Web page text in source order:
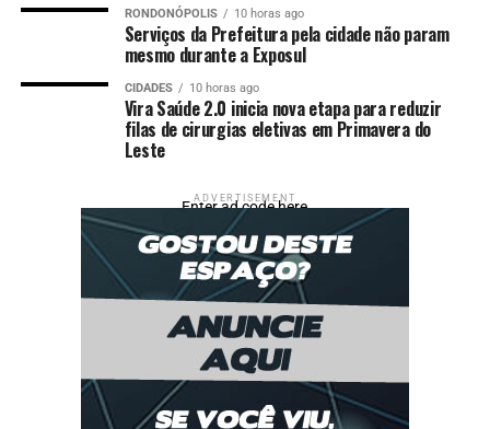
A sociedade pode contribuir com as ações da Polícia
Militar de qualquer cidade do Estado, sem precisar se
identificar, por meio do 190 ou 0800.065.3939.
PM MT – MT
RELATED TOPICS: ADOLESCENTE ALOJAMENTO
HOMEM HOMICÍDIO POLÍCIA
SUSPEITOS TENTATIVA
Polícia Militar prende homem por tentativa de
feminicídio em Barra do Garças
RONDONÓPOLIS 10 horas ago
Serviços da Prefeitura pela cidade não param
mesmo durante a Exposul
CIDADES 10 horas ago
Vira Saúde 2.0 inicia nova etapa para reduzir
filas de cirurgias eletivas em Primavera do
Leste
ADVERTISEMENT
Enter ad code here